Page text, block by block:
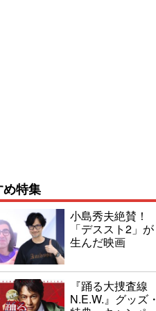
特集
小島秀夫絶賛！
「デススト2」が
生んだ映画
『踊る大捜査線
N.E.W.』グッズ・